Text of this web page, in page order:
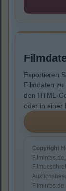
Exportieren
Filmdaten zu
den HTML-
oder in einer
Copyright